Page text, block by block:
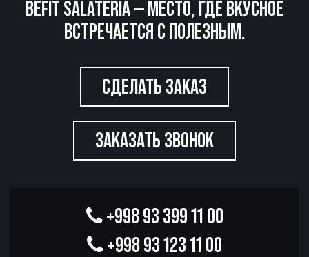
BEFIT SALATERIA — МЕСТО, ГДЕ ВКУСНОЕ
ВСТРЕЧАЕТСЯ С ПОЛЕЗНЫМ.
СДЕЛАТЬ ЗАКАЗ
ЗАКАЗАТЬ ЗВОНОК
+998 93 399 11 00
+998 93 123 11 00